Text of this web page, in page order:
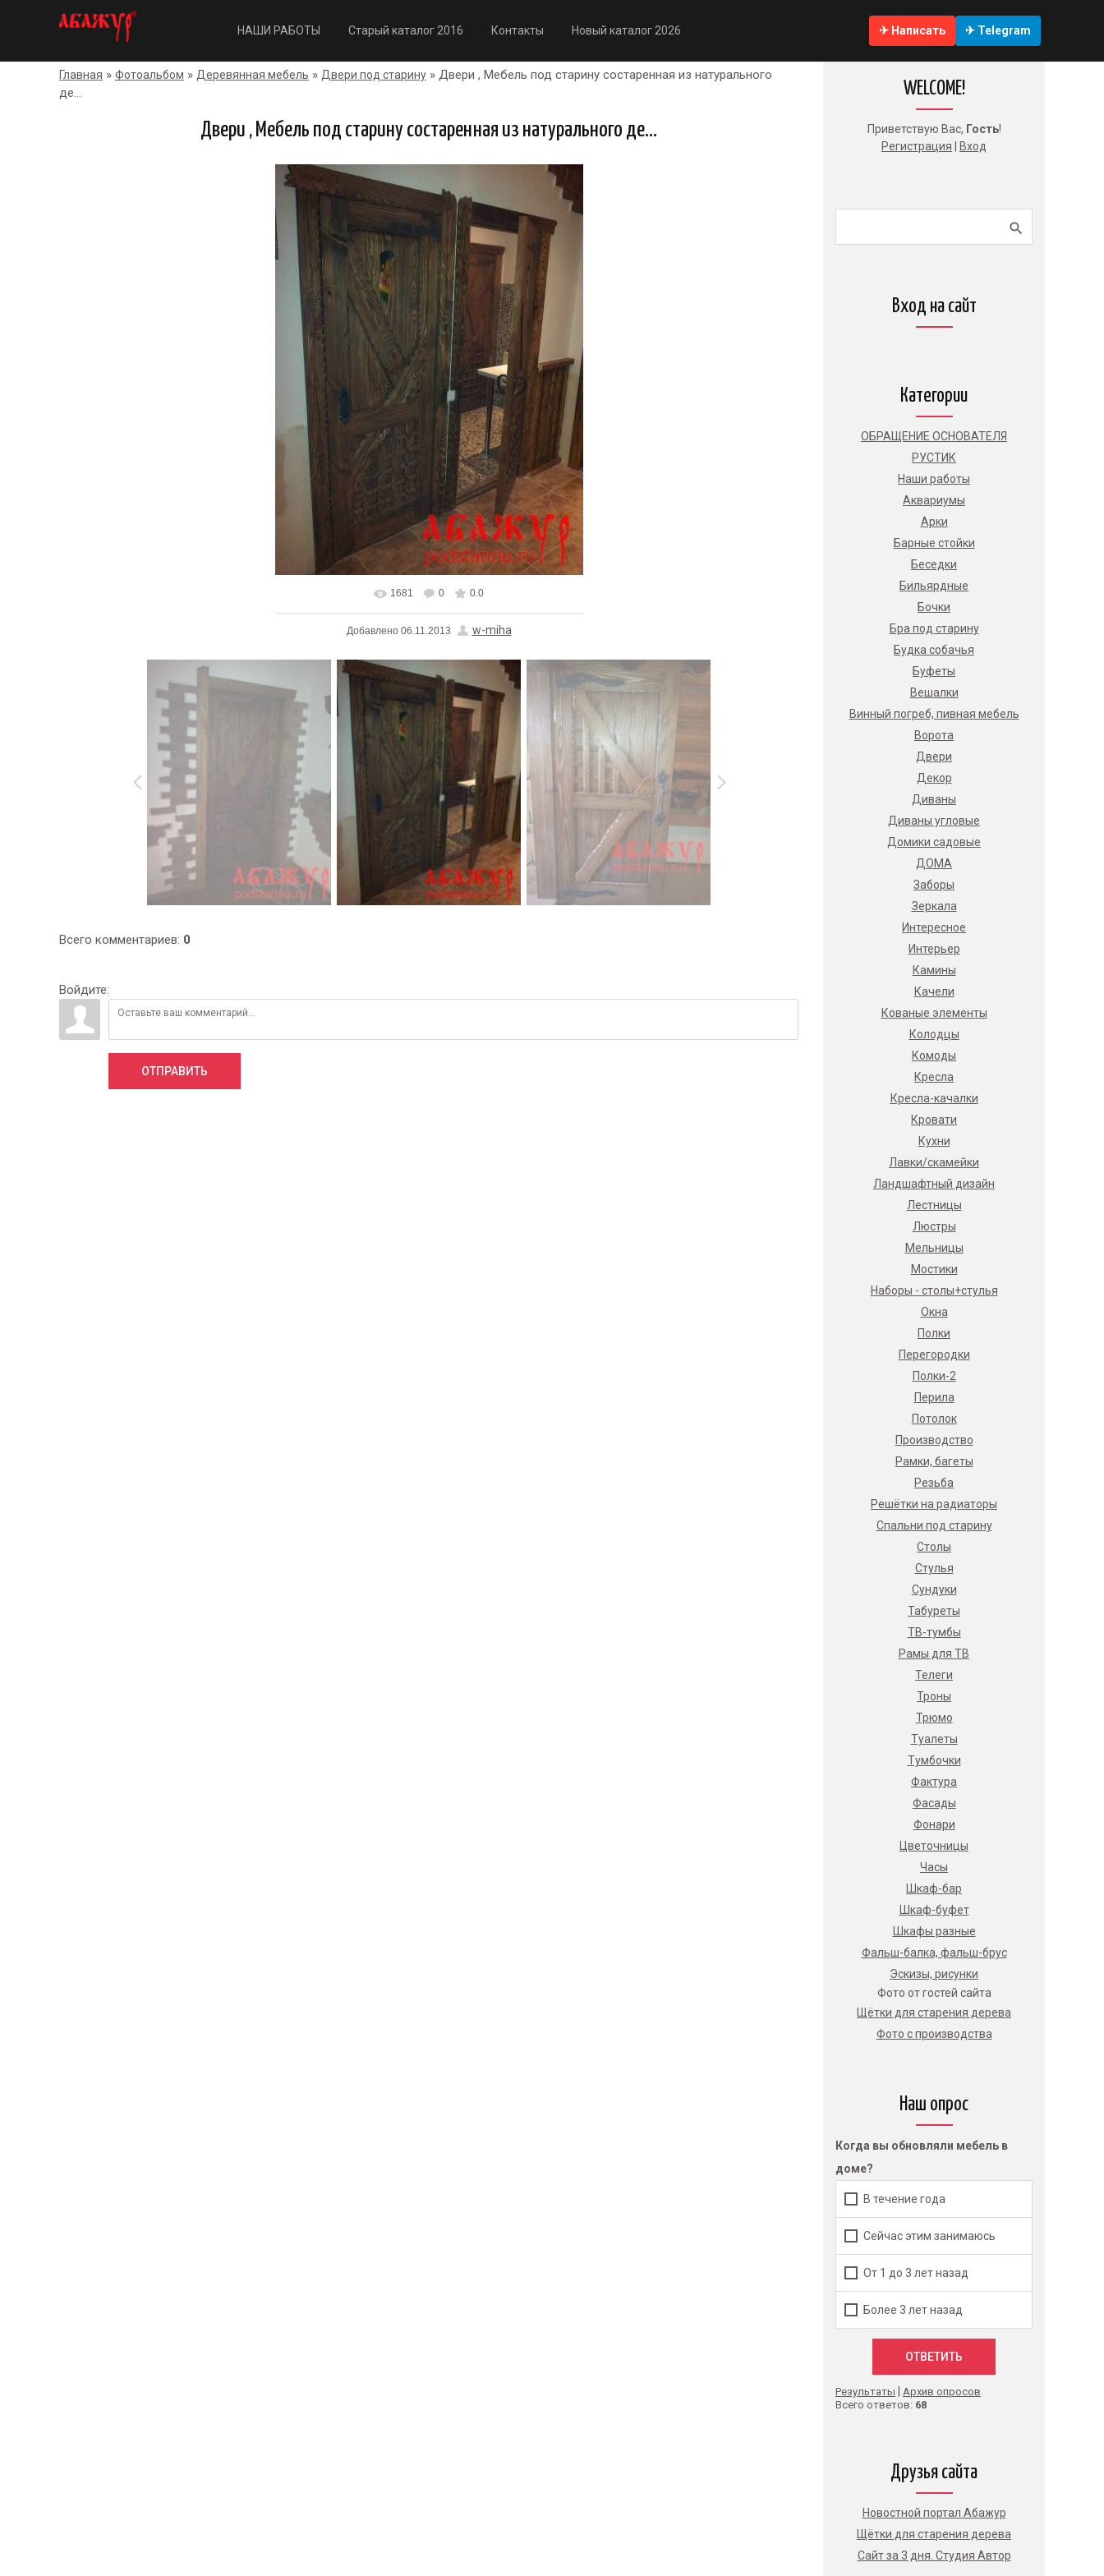
НАШИ РАБОТЫ Старый каталог 2016 Контакты Новый каталог 2026 ✈ Написать ✈ Telegram
Главная » Фотоальбом » Деревянная мебель » Двери под старину » Двери , Мебель под старину состаренная из натурального
де...
Двери , Мебель под старину состаренная из натурального де...
В реальном размере 1125x1500
1681 0 0.0
Добавлено06.11.2013 w-miha
Всего комментариев: 0
Войдите:
ОТПРАВИТЬ
WELCOME!
Приветствую Вас, Гость!
Регистрация
Вход
Вход на сайт
Категории
ОБРАЩЕНИЕ ОСНОВАТЕЛЯ
РУСТИК
Наши работы
Аквариумы
Арки
Барные стойки
Беседки
Бильярдные
Бочки
Бра под старину
Будка собачья
Буфеты
Вешалки
Винный погреб, пивная мебель
Ворота
Двери
Декор
Диваны
Диваны угловые
Домики садовые
ДОМА
Заборы
Зеркала
Интересное
Интерьер
Камины
Качели
Кованые элементы
Колодцы
Комоды
Кресла
Кресла-качалки
Кровати
Кухни
Лавки/скамейки
Ландшафтный дизайн
Лестницы
Люстры
Мельницы
Мостики
Наборы - столы+стулья
Окна
Полки
Перегородки
Полки-2
Перила
Потолок
Производство
Рамки, багеты
Резьба
Решётки на радиаторы
Спальни под старину
Столы
Стулья
Сундуки
Табуреты
ТВ-тумбы
Рамы для ТВ
Телеги
Троны
Трюмо
Туалеты
Тумбочки
Фактура
Фасады
Фонари
Цветочницы
Часы
Шкаф-бар
Шкаф-буфет
Шкафы разные
Фальш-балка, фальш-брус
Эскизы, рисунки
Фото от гостей сайта
Щётки для старения дерева
Фото с производства
Наш опрос
Когда вы обновляли мебель в
доме?
В течение года
Сейчас этим занимаюсь
От 1 до 3 лет назад
Более 3 лет назад
Результаты
Архив опросов
Всего ответов: 68
Друзья сайта
Новостной портал Абажур
Щётки для старения дерева
Сайт за 3 дня. Студия Автор